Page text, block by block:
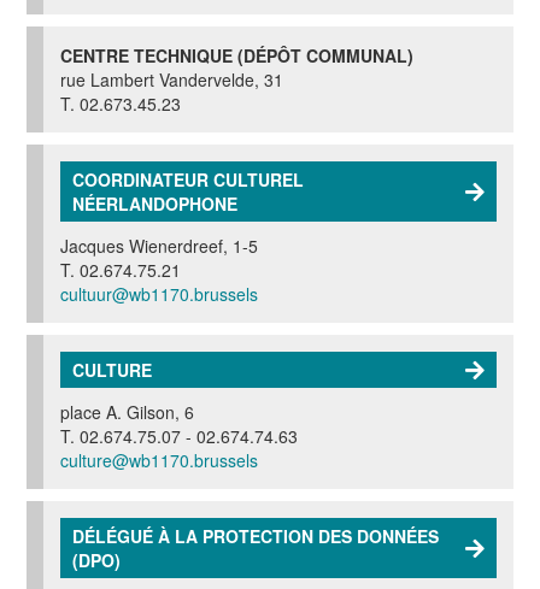
CENTRE TECHNIQUE (DÉPÔT COMMUNAL)
rue Lambert Vandervelde, 31
T. 02.673.45.23
COORDINATEUR CULTUREL
NÉERLANDOPHONE
Jacques Wienerdreef, 1-5
T. 02.674.75.21
cultuur@wb1170.brussels
CULTURE
place A. Gilson, 6
T. 02.674.75.07 - 02.674.74.63
culture@wb1170.brussels
DÉLÉGUÉ À LA PROTECTION DES DONNÉES
(DPO)